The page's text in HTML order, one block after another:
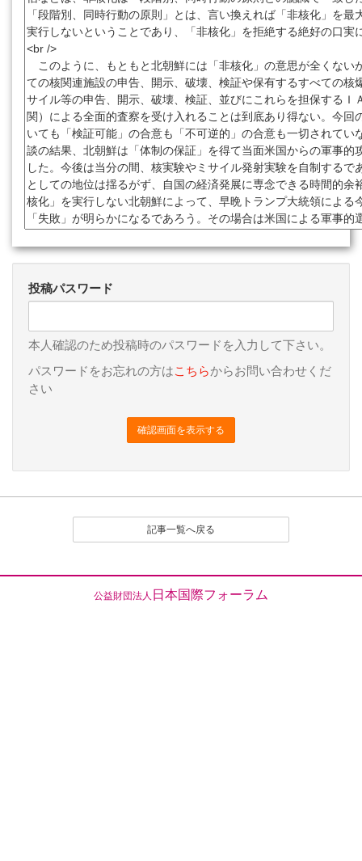
投稿パスワード
本人確認のため投稿時のパスワードを入力して下さい。
パスワードをお忘れの方はこちらからお問い合わせくだ
さい
確認画面を表示する
記事一覧へ戻る
公益財団法人 日本国際フォーラム